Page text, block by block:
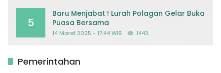
5
Baru Menjabat ! Lurah Polagan Gelar Buka
Puasa Bersama
14 Maret 2025 - 17:44 WIB 1443
Pemerintahan